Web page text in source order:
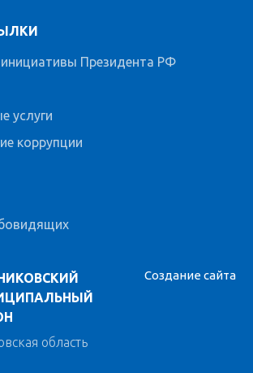
область
инициативы Президента РФ
услуги
коррупции
Создание сайта